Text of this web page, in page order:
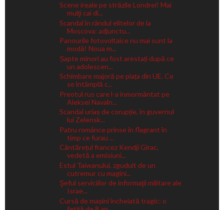
Scene ireale pe străzile Londrei! Mai
mulţi cai di...
Scandal în rândul elitelor de la
Moscova: adjunctu...
Panourile fotovoltaice nu mai sunt la
modă! Noua m...
Șapte minori au fost arestați după ce
un adolescen...
Schimbare majoră pe piața din UE. Ce
se întâmplă c...
Preotul rus care l-a înmormântat pe
Aleksei Navaln...
Scandal uriaș de corupție, în guvernul
lui Zelensk...
Patru românce prinse în flagrant în
timp ce furau ...
Cântărețul francez Kendji Girac,
vedetă a emisiuni...
Estul Taiwanului, zguduit de un
cutremur cu magini...
Şeful serviciilor de informaţii militare ale
Israe...
Cursă de mașini încheiată tragic: o